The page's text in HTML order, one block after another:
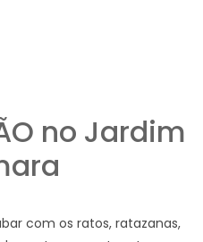
no Jardim
com os ratos, ratazanas,